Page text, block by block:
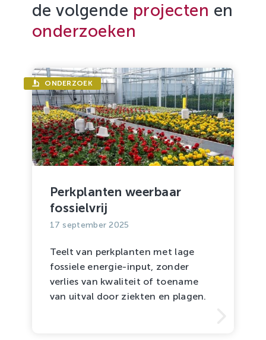
de volgende projecten en
onderzoeken
Perkplanten weerbaar
fossielvrij
17 september 2025
Teelt van perkplanten met lage
fossiele energie-input, zonder
verlies van kwaliteit of toename
van uitval door ziekten en plagen.
ONDERZOEK